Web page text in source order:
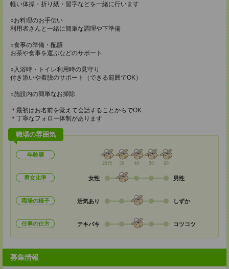
軽い体操・折り紙・習字などを一緒に行います
○お料理のお手伝い
利用者さんと一緒に簡単な調理や下準備
○食事の準備・配膳
お茶や食事を運ぶなどのサポート
○入浴時・トイレ利用時の見守り
付き添いや着脱のサポート（できる範囲でOK）
○施設内の簡単なお掃除
＊最初はお名前を覚えて会話することからでOK
＊丁寧なフォロー体制があります
職場の雰囲気
年齢層
20代 30 40 50 60
男女比率 女性 男性
職場の様子 活気あり しずか
仕事の仕方 テキパキ コツコツ
募集情報